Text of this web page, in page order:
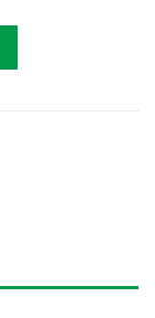
lắp năng lượng